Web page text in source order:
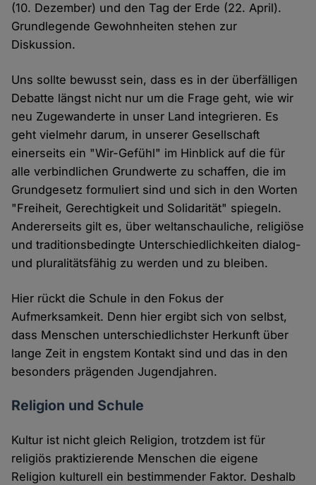
(10. Dezember) und den Tag der Erde (22. April).
Grundlegende Gewohnheiten stehen zur
Diskussion.
Uns sollte bewusst sein, dass es in der überfälligen
Debatte längst nicht nur um die Frage geht, wie wir
neu Zugewanderte in unser Land integrieren. Es
geht vielmehr darum, in unserer Gesellschaft
einerseits ein "Wir-Gefühl" im Hinblick auf die für
alle verbindlichen Grundwerte zu schaffen, die im
Grundgesetz formuliert sind und sich in den Worten
"Freiheit, Gerechtigkeit und Solidarität" spiegeln.
Andererseits gilt es, über weltanschauliche, religiöse
und traditionsbedingte Unterschiedlichkeiten dialog-
und pluralitätsfähig zu werden und zu bleiben.
Hier rückt die Schule in den Fokus der
Aufmerksamkeit. Denn hier ergibt sich von selbst,
dass Menschen unterschiedlichster Herkunft über
lange Zeit in engstem Kontakt sind und das in den
besonders prägenden Jugendjahren.
Religion und Schule
Kultur ist nicht gleich Religion, trotzdem ist für
religiös praktizierende Menschen die eigene
Religion kulturell ein bestimmender Faktor. Deshalb